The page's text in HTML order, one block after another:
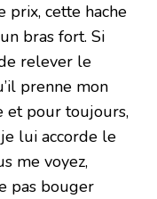
prix, cette hache
bras fort. Si
relever le
prenne mon
et pour toujours,
lui accorde le
me voyez,
pas bouger